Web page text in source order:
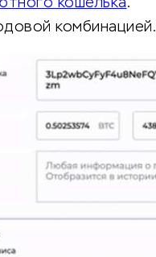
кошелька.
комбинацией.